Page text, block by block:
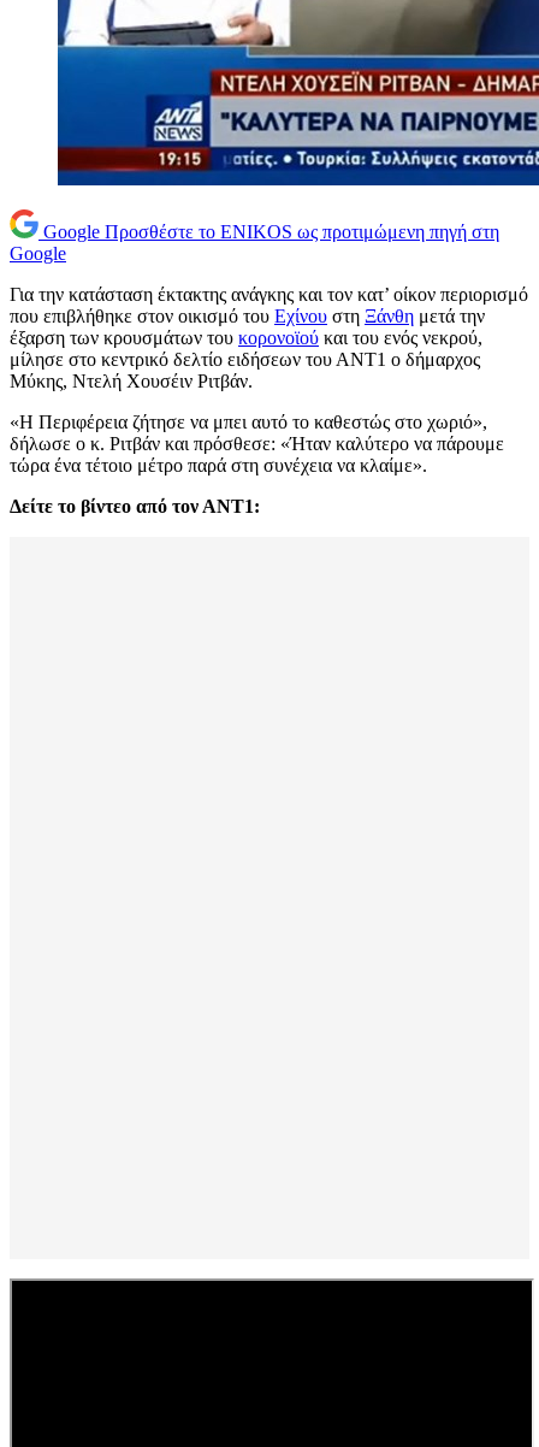
Google Προσθέστε το ENIKOS ως προτιμώμενη πηγή στη
Google
Για την κατάσταση έκτακτης ανάγκης και τον κατ’ οίκον περιορισμό
που επιβλήθηκε στον οικισμό του Εχίνου στη Ξάνθη μετά την
έξαρση των κρουσμάτων του κορονοϊού και του ενός νεκρού,
μίλησε στο κεντρικό δελτίο ειδήσεων του ΑΝΤ1 ο δήμαρχος
Μύκης, Ντελή Χουσέιν Ριτβάν.
«Η Περιφέρεια ζήτησε να μπει αυτό το καθεστώς στο χωριό»,
δήλωσε ο κ. Ριτβάν και πρόσθεσε: «Ήταν καλύτερο να πάρουμε
τώρα ένα τέτοιο μέτρο παρά στη συνέχεια να κλαίμε».
Δείτε το βίντεο από τον ΑΝΤ1: